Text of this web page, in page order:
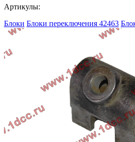
Артикулы:
Блоки Блоки переключения 42463